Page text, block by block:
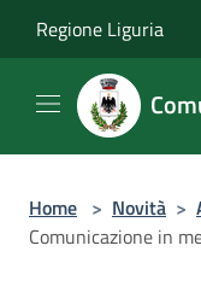
Regione Liguria
Home > Novità >
Comunicazione in